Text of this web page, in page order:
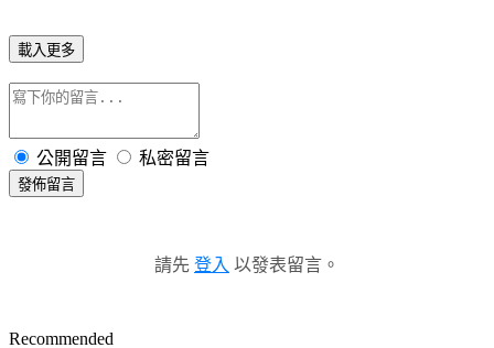
載入更多
公開留言 私密留言
發佈留言
請先 登入 以發表留言。
Recommended